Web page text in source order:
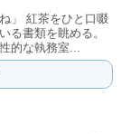
」 紅茶をひと口啜
る書類を眺める。
的な執務室...